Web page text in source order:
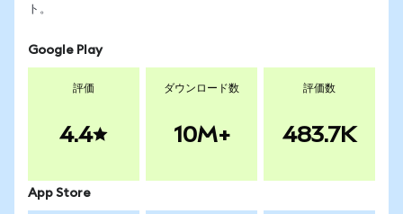
ト。
Google Play
評価
4.4
ダウンロード数
10M+
評価数
483.7K
App Store